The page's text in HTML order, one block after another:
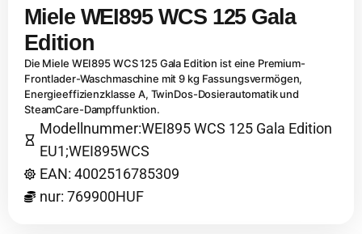
Miele WEI895 WCS 125 Gala
Edition
Die Miele WEI895 WCS 125 Gala Edition ist eine Premium-
Frontlader-Waschmaschine mit 9 kg Fassungsvermögen,
Energieeffizienzklasse A, TwinDos-Dosierautomatik und
SteamCare-Dampffunktion.
Modellnummer:WEI895 WCS 125 Gala Edition
EU1;WEI895WCS
EAN: 4002516785309
nur: 769900HUF